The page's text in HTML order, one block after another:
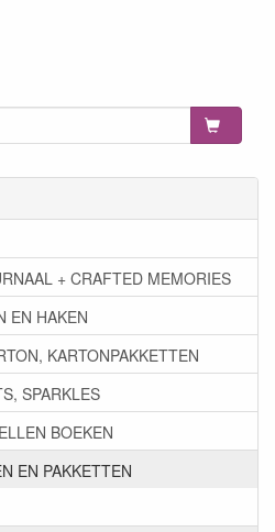
+ CRAFTED MEMORIES
EN HAKEN
KARTONPAKKETTEN
SPARKLES
BOEKEN
EN PAKKETTEN